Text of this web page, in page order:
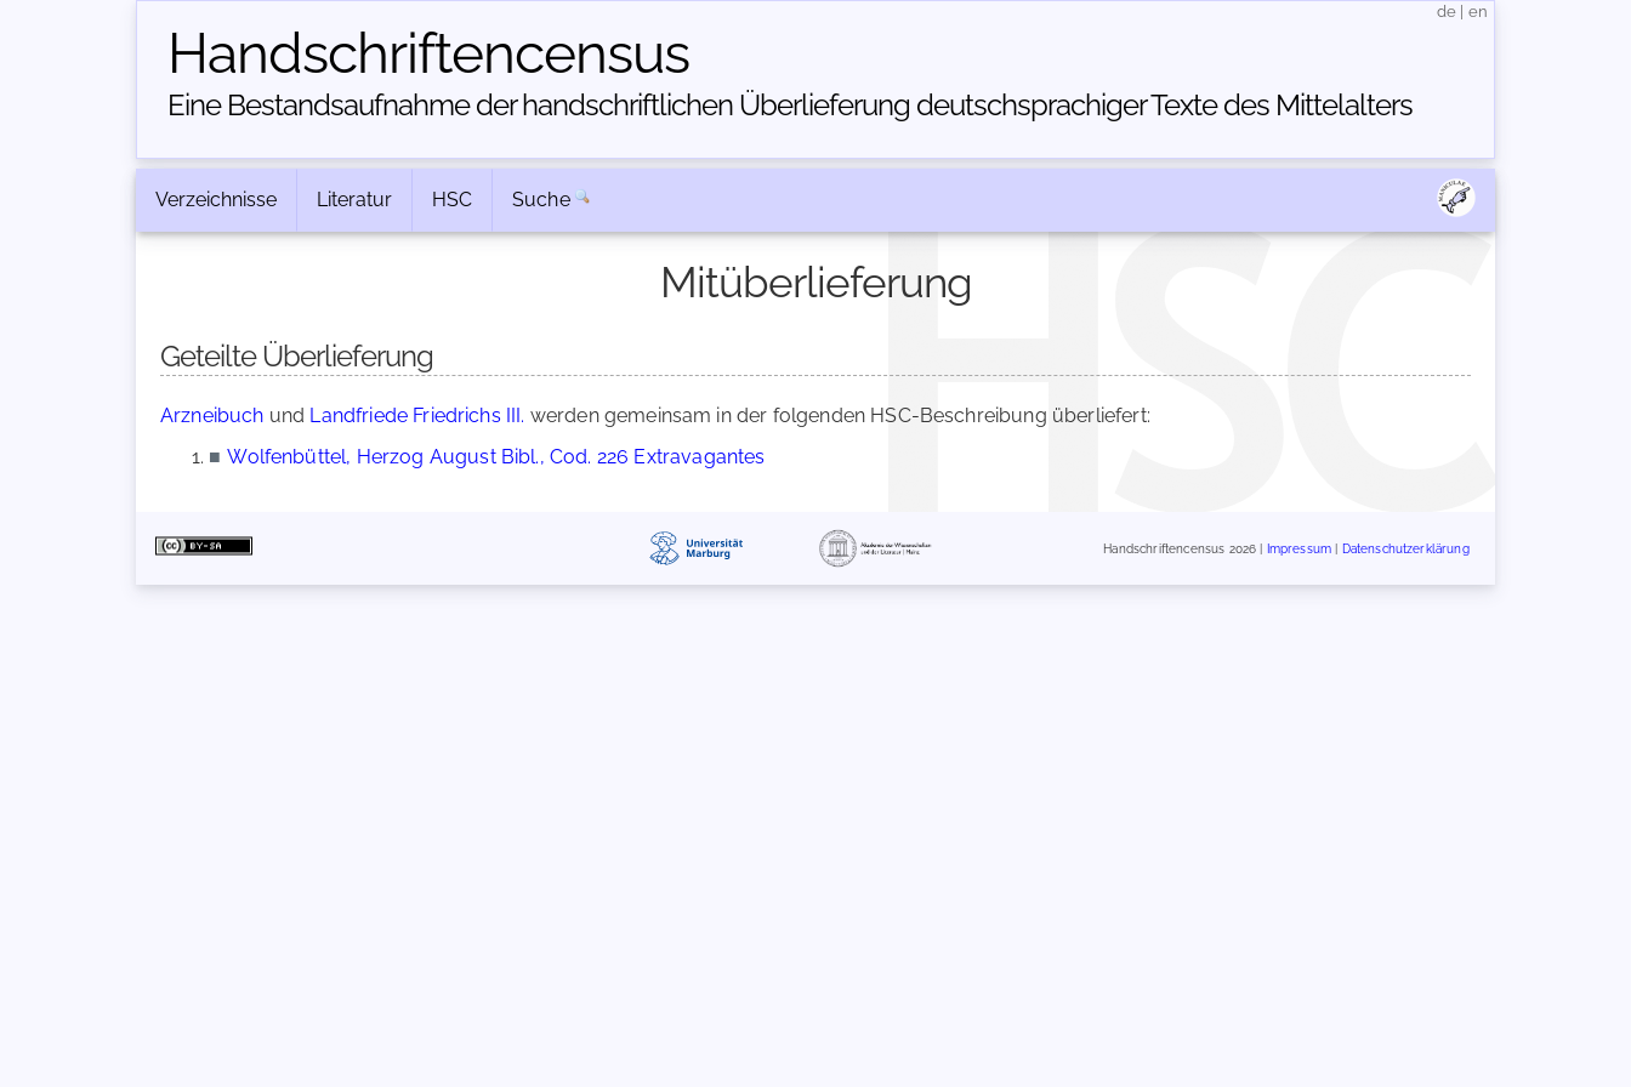
Handschriften­census
Eine Bestandsaufnahme der handschriftlichen Über­lieferung deutschsprachiger Texte des Mittelalters
de en
Verzeichnisse Literatur HSC Suche
Mitüberlieferung
Geteilte Überlieferung
Arzneibuch und Landfriede Friedrichs III. werden gemeinsam in der folgenden HSC-Beschreibung überliefert:
■ Wolfenbüttel, Herzog August Bibl., Cod. 226 Extravagantes
Handschriftencensus 2026 | Impressum Datenschutzerklärung